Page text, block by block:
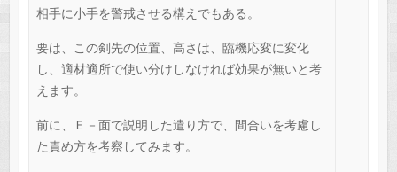
相手に小手を警戒させる構えでもある。
要は、この剣先の位置、高さは、臨機応変に変化
し、適材適所で使い分けしなければ効果が無いと考
えます。
前に、Ｅ－面で説明した遣り方で、間合いを考慮し
た責め方を考察してみます。